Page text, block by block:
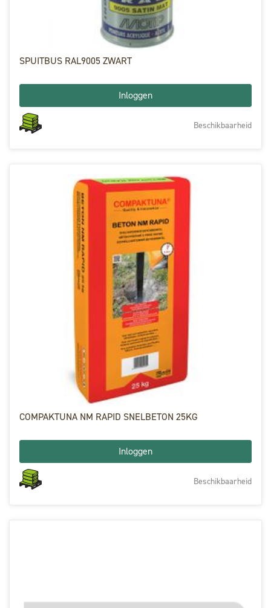
SPUITBUS RAL9005 ZWART
Inloggen
Beschikbaarheid
COMPAKTUNA NM RAPID SNELBETON 25KG
Inloggen
Beschikbaarheid